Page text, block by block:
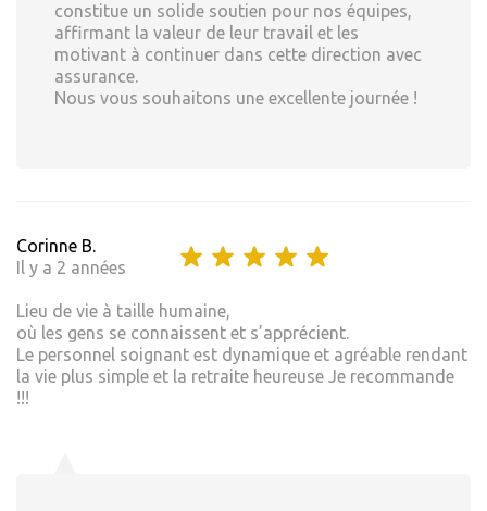
constitue un solide soutien pour nos équipes,
affirmant la valeur de leur travail et les
motivant à continuer dans cette direction avec
assurance.
Nous vous souhaitons une excellente journée !
Corinne B.
Il y a 2 années
Lieu de vie à taille humaine,
où les gens se connaissent et s’apprécient.
Le personnel soignant est dynamique et agréable rendant
la vie plus simple et la retraite heureuse Je recommande
!!!